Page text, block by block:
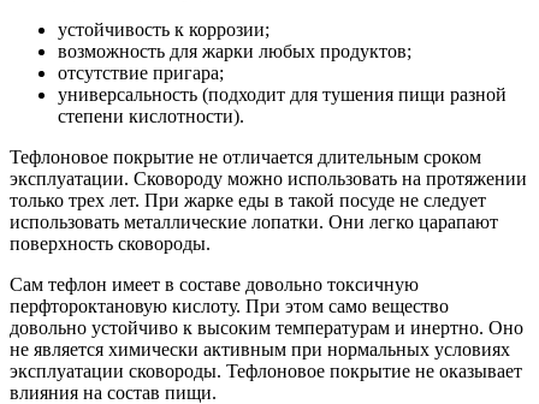
устойчивость к коррозии;
возможность для жарки любых продуктов;
отсутствие пригара;
универсальность (подходит для тушения пищи разной
степени кислотности).
Тефлоновое покрытие не отличается длительным сроком
эксплуатации. Сковороду можно использовать на протяжении
только трех лет. При жарке еды в такой посуде не следует
использовать металлические лопатки. Они легко царапают
поверхность сковороды.
Сам тефлон имеет в составе довольно токсичную
перфтороктановую кислоту. При этом само вещество
довольно устойчиво к высоким температурам и инертно. Оно
не является химически активным при нормальных условиях
эксплуатации сковороды. Тефлоновое покрытие не оказывает
влияния на состав пищи.